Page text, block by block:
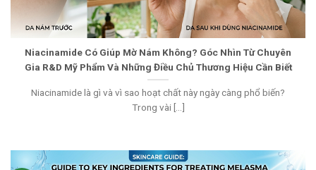
Niacinamide Có Giúp Mờ Nám Không? Góc Nhìn Từ Chuyên
Gia R&D Mỹ Phẩm Và Những Điều Chủ Thương Hiệu Cần Biết
Niacinamide là gì và vì sao hoạt chất này ngày càng phổ biến?
Trong vài [...]